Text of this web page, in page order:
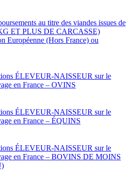
au titre des viandes issues de
ET PLUS DE CARCASSE)
Européenne (Hors France) ou
ÉLEVEUR-NAISSEUR sur le
en France – OVINS
ÉLEVEUR-NAISSEUR sur le
en France – ÉQUINS
ÉLEVEUR-NAISSEUR sur le
en France – BOVINS DE MOINS